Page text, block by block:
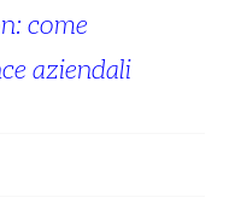
come
aziendali